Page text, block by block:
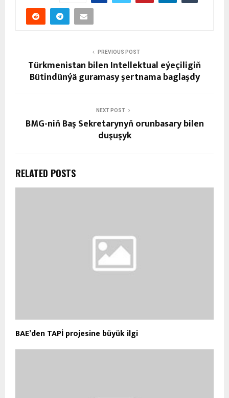
PREVIOUS POST
Türkmenistan bilen Intellektual eýeçiligiň
Bütindünýä guramasy şertnama baglaşdy
NEXT POST
BMG-niň Baş Sekretarynyň orunbasary bilen
duşuşyk
RELATED POSTS
BAE’den TAPİ projesine büyük ilgi